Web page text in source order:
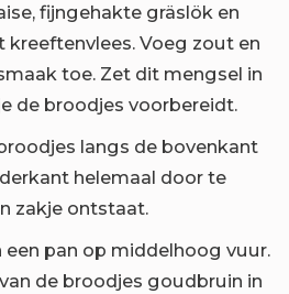
fijngehakte gräslök en
kreeftenvlees. Voeg zout en
toe. Zet dit mengsel in
de broodjes voorbereidt.
langs de bovenkant
helemaal door te
zakje ontstaat.
een pan op middelhoog vuur.
de broodjes goudbruin in